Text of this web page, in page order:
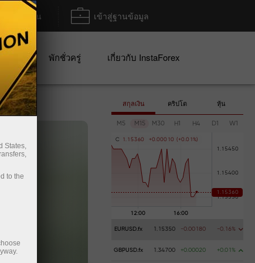
ฝาก/ถอน เข้าสู่ฐานข้อมูล
พักชั่วครู่ เกี่ยวกับ InstaForex
สกุลเงิน คริปโต หุ้น
M5 M15 M30 H1 H4 D1 W1
C 1 . 1 5360 +0 .000 1 0 (+0 .0 1 %
EURUSD.fx 1.15350 -0.00180 -0.16%
GBPUSD.fx 1.34700 +0.00020 +0.01%
States,
to the